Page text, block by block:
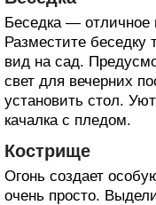
Беседка — отличное
Разместите беседку
вид на сад.
свет для вечерних
установить стол.
качалка с пледом.
Кострище
Огонь создает
очень просто.